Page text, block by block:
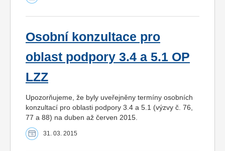
Osobní konzultace pro
oblast podpory 3.4 a 5.1 OP
LZZ
Upozorňujeme, že byly uveřejněny termíny osobních
konzultací pro oblasti podpory 3.4 a 5.1 (výzvy č. 76,
77 a 88) na duben až červen 2015.
31. 03. 2015